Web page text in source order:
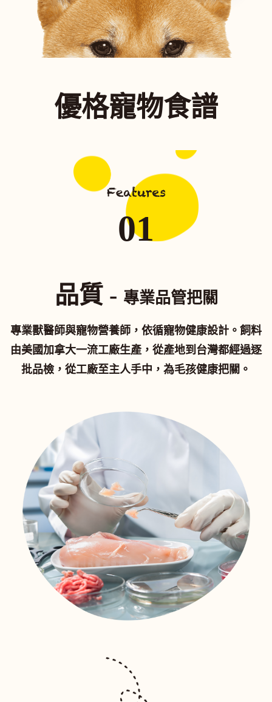
優格寵物食譜
01
品質 - 專業品管把關
專業獸醫師與寵物營養師，依循寵物健康設計。飼料
由美國加拿大一流工廠生產，從產地到台灣都經過逐
批品檢，從工廠至主人手中，為毛孩健康把關。